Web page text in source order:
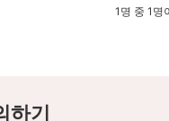
1명 중 1명
하기